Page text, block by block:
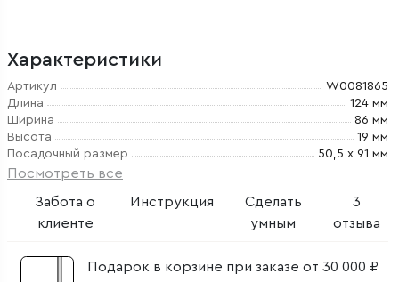
Характеристики
Артикул
W0081865
Длина
124 мм
Ширина
86 мм
Высота
19 мм
Посадочный размер
50,5 х 91 мм
Посмотреть все
Забота о
клиенте
Инструкция
Сделать
умным
3
отзыва
Подарок в корзине при заказе от 30 000 ₽